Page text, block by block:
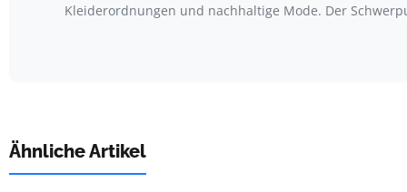
Kleiderordnungen und nachhaltige Mode. Der
Ähnliche Artikel